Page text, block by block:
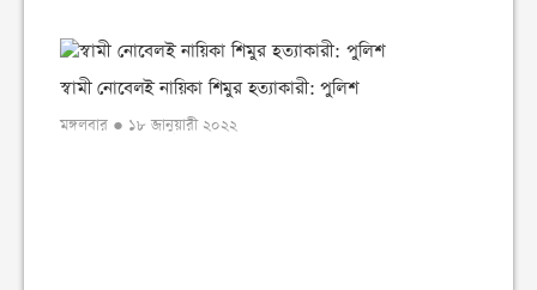
স্বামী নোবেলই নায়িকা শিমুর হত্যাকারী: পুলিশ
মঙ্গলবার ● ১৮ জানুয়ারী ২০২২